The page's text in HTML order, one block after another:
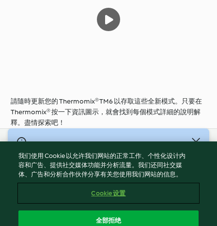
請隨時更新您的 Thermomix® TM6 以存取這些全新模式。只要在
Thermomix® 按一下資訊圖示，就會找到每個模式詳細的說明解
釋。盡情探索吧！
服務條款
隱私權政策
網頁所有權
我们使用 Cookie 以允许我们网站的正常工作、个性化设计内
容和广告、提供社交媒体功能并分析流量。我们还同社交媒
体、广告和分析合作伙伴分享有关您使用我们网站的信息。
Cookie 设置
全部拒绝